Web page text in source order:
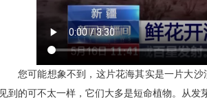
您可能想象不到，这片花海其实是一片大
见到的可不太一样，它们大多是短命植物。从